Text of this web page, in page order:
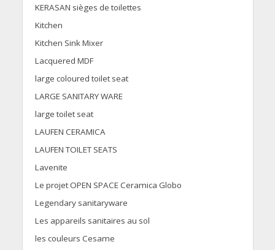
KERASAN sièges de toilettes
Kitchen
Kitchen Sink Mixer
Lacquered MDF
large coloured toilet seat
LARGE SANITARY WARE
large toilet seat
LAUFEN CERAMICA
LAUFEN TOILET SEATS
Lavenite
Le projet OPEN SPACE Ceramica Globo
Legendary sanitaryware
Les appareils sanitaires au sol
les couleurs Cesame